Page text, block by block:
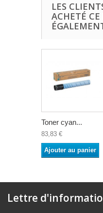
LES
ACHETÉ
Toner cyan...
83,83 €
Ajouter au panier
Lettre